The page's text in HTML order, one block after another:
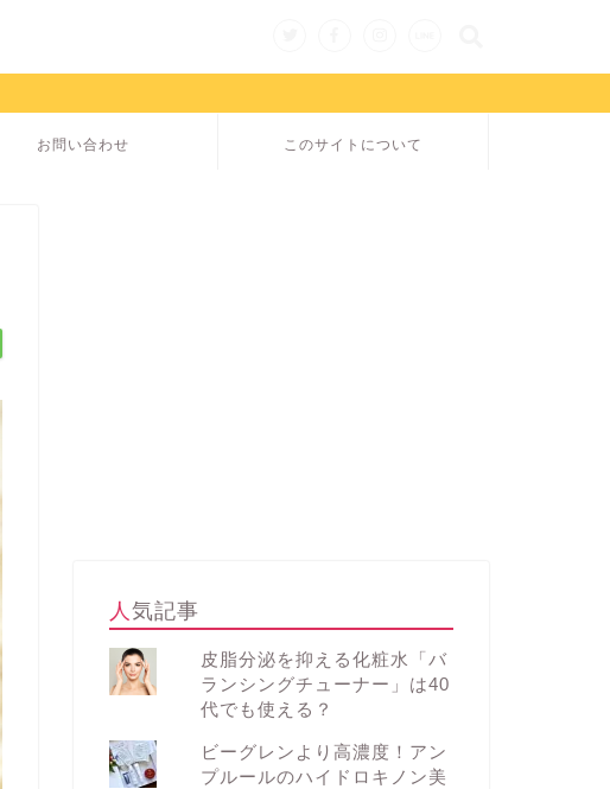
お問い合わせ このサイトについて
人気記事
皮脂分泌を抑える化粧水「バ
ランシングチューナー」は40
代でも使える？
ビーグレンより高濃度！アン
プルールのハイドロキノン美